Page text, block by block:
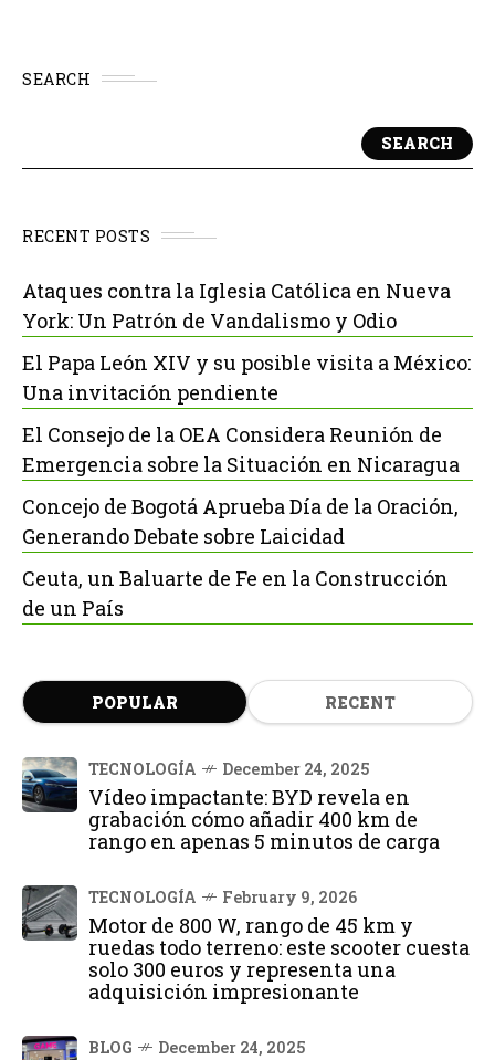
SEARCH
SEARCH
RECENT POSTS
Ataques contra la Iglesia Católica en Nueva
York: Un Patrón de Vandalismo y Odio
El Papa León XIV y su posible visita a México:
Una invitación pendiente
El Consejo de la OEA Considera Reunión de
Emergencia sobre la Situación en Nicaragua
Concejo de Bogotá Aprueba Día de la Oración,
Generando Debate sobre Laicidad
Ceuta, un Baluarte de Fe en la Construcción
de un País
POPULAR RECENT
TECNOLOGÍA December 24, 2025
Vídeo impactante: BYD revela en
grabación cómo añadir 400 km de
rango en apenas 5 minutos de carga
TECNOLOGÍA February 9, 2026
Motor de 800 W, rango de 45 km y
ruedas todo terreno: este scooter cuesta
solo 300 euros y representa una
adquisición impresionante
BLOG December 24, 2025